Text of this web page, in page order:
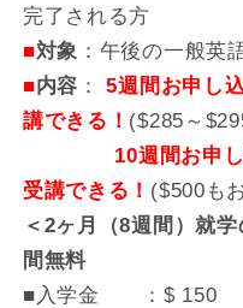
完了される方
■対象 ：午後の一般英
■内容 ：5週間お申し
講できる！ ($285～
10週間お申
受講できる！ ($500も
＜2ヶ月（8週間）就
間無料
■入学金 ：$ 150